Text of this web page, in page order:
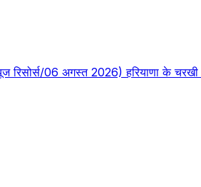
06 अगस्त 2026) हरियाणा के चरखी